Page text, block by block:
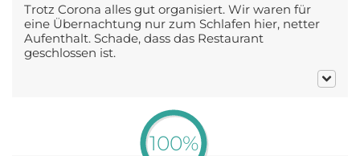
Trotz Corona alles gut organisiert. Wir waren für
eine Übernachtung nur zum Schlafen hier, netter
Aufenthalt. Schade, dass das Restaurant
geschlossen ist.
100%